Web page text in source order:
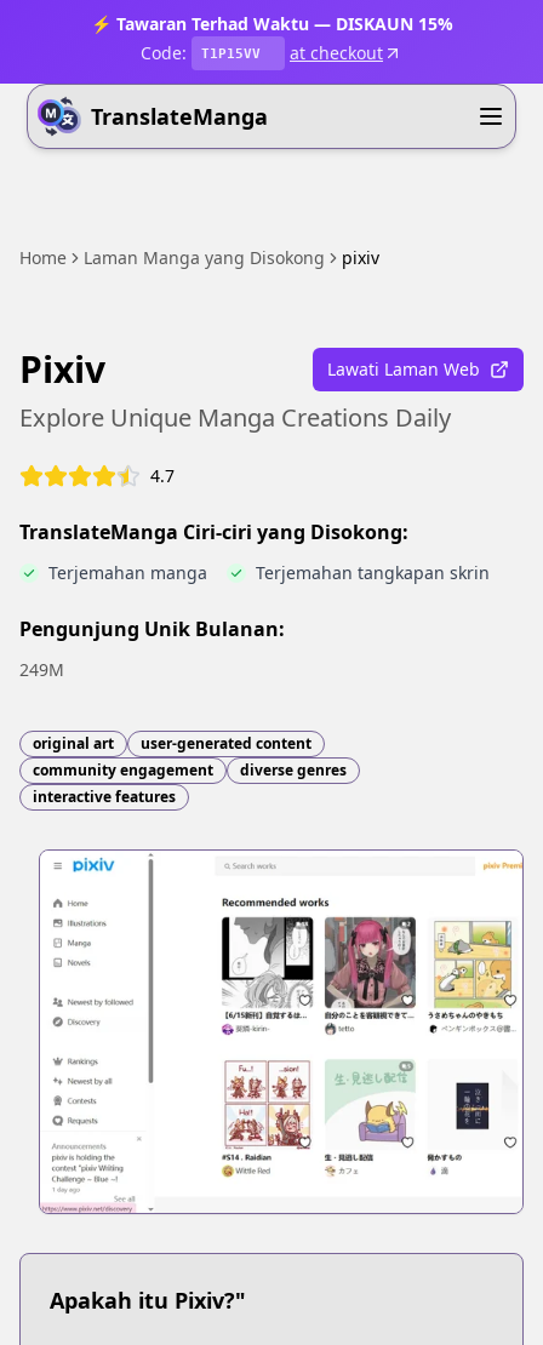
⚡ Tawaran Terhad Waktu — DISKAUN 15%
Code:
T1P15VV at checkout
TranslateManga
Home Laman Manga yang Disokong pixiv
Pixiv Lawati Laman Web
Explore Unique Manga Creations Daily
4.7
TranslateManga Ciri-ciri yang Disokong:
Terjemahan manga Terjemahan tangkapan skrin
Pengunjung Unik Bulanan:
249M
original art
user-generated content
community engagement
diverse genres
interactive features
Apakah itu Pixiv?"